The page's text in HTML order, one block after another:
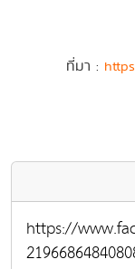
ที่มา :
https://